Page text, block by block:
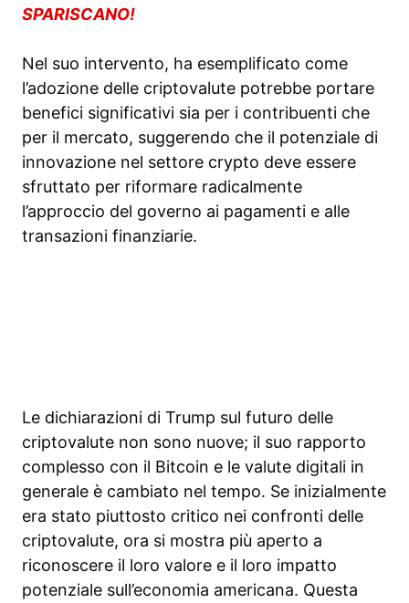
SPARISCANO!
Nel suo intervento, ha esemplificato come
l’adozione delle criptovalute potrebbe portare
benefici significativi sia per i contribuenti che
per il mercato, suggerendo che il potenziale di
innovazione nel settore crypto deve essere
sfruttato per riformare radicalmente
l’approccio del governo ai pagamenti e alle
transazioni finanziarie.
Le dichiarazioni di Trump sul futuro delle
criptovalute non sono nuove; il suo rapporto
complesso con il Bitcoin e le valute digitali in
generale è cambiato nel tempo. Se inizialmente
era stato piuttosto critico nei confronti delle
criptovalute, ora si mostra più aperto a
riconoscere il loro valore e il loro impatto
potenziale sull’economia americana. Questa